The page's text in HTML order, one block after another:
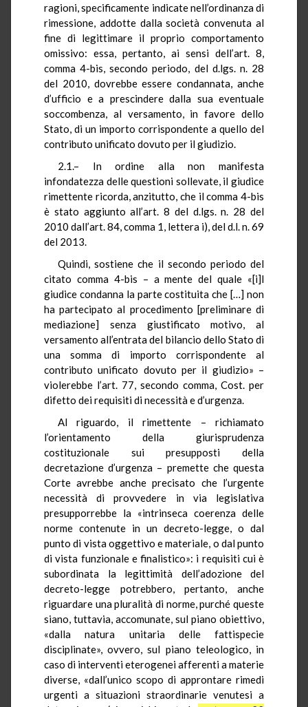
ragioni, specificamente indicate nell’ordinanza di
rimessione, addotte dalla società convenuta al
fine di legittimare il proprio comportamento
omissivo: essa, pertanto, ai sensi dell’art. 8,
comma 4-bis, secondo periodo, del d.lgs. n. 28
del 2010, dovrebbe essere condannata, anche
d’ufficio e a prescindere dalla sua eventuale
soccombenza, al versamento, in favore dello
Stato, di un importo corrispondente a quello del
contributo unificato dovuto per il giudizio.
2.1.– In ordine alla non manifesta
infondatezza delle questioni sollevate, il giudice
rimettente ricorda, anzitutto, che il comma 4-bis
è stato aggiunto all’art. 8 del d.lgs. n. 28 del
2010 dall’art. 84, comma 1, lettera i), del d.l. n. 69
del 2013.
Quindi, sostiene che il secondo periodo del
citato comma 4-bis – a mente del quale «[i]l
giudice condanna la parte costituita che […] non
ha partecipato al procedimento [preliminare di
mediazione] senza giustificato motivo, al
versamento all’entrata del bilancio dello Stato di
una somma di importo corrispondente al
contributo unificato dovuto per il giudizio» –
violerebbe l’art. 77, secondo comma, Cost. per
difetto dei requisiti di necessità e d’urgenza.
Al riguardo, il rimettente – richiamato
l’orientamento della giurisprudenza
costituzionale sui presupposti della
decretazione d’urgenza – premette che questa
Corte avrebbe anche precisato che l’urgente
necessità di provvedere in via legislativa
presupporrebbe la «intrinseca coerenza delle
norme contenute in un decreto-legge, o dal
punto di vista oggettivo e materiale, o dal punto
di vista funzionale e finalistico»: i requisiti cui è
subordinata la legittimità dell’adozione del
decreto-legge potrebbero, pertanto, anche
riguardare una pluralità di norme, purché queste
siano, tuttavia, accomunate, sul piano obiettivo,
«dalla natura unitaria delle fattispecie
disciplinate», ovvero, sul piano teleologico, in
caso di interventi eterogenei afferenti a materie
diverse, «dall’unico scopo di approntare rimedi
urgenti a situazioni straordinarie venutesi a